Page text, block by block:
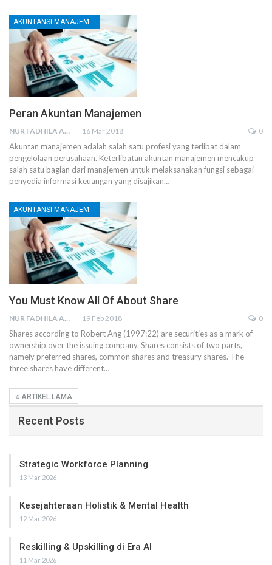
AKUNTANSI MANAJEMEN DAN BIAYA
Peran Akuntan Manajemen
NUR FADHILA AMRI, SE., AK., M.SI 16 Mar 2018 0
Akuntan manajemen adalah salah satu profesi yang terlibat dalam
pengelolaan perusahaan. Keterlibatan akuntan manajemen mencakup
salah satu bagian dari manajemen untuk melaksanakan fungsi sebagai
penyedia informasi keuangan yang disajikan…
You Must Know All Of About Share
NUR FADHILA AMRI, SE., AK., M.SI 19 Feb 2018 0
Shares according to Robert Ang (1997:22) are securities as a mark of
ownership over the issuing company. Shares consists of two parts,
namely preferred shares, common shares and treasury shares. The
three shares have different…
ARTIKEL LAMA
Recent Posts
Strategic Workforce Planning
13 Mar 2026
Kesejahteraan Holistik & Mental Health
12 Mar 2026
Reskilling & Upskilling di Era AI
11 Mar 2026